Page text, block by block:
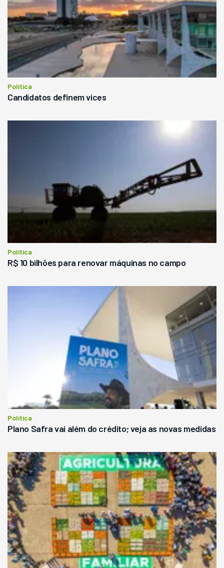
Política
Candidatos definem vices
Política
R$ 10 bilhões para renovar máquinas no campo
Política
Plano Safra vai além do crédito; veja as novas medidas